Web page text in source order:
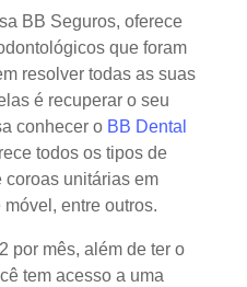
BB Seguros, oferece
que foram
resolver todas as suas
é recuperar o seu
conhecer o BB Dental
todos os tipos de
coroas unitárias em
entre outros.
por mês, além de ter o
tem acesso a uma